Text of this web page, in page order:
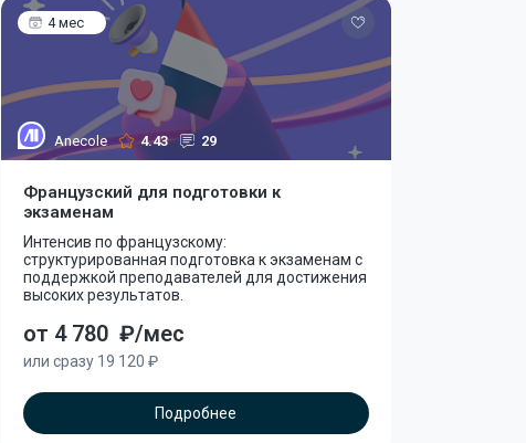
4 мес
Anecole 4.43 29
Французский для подготовки к
экзаменам
Интенсив по французскому:
структурированная подготовка к экзаменам с
поддержкой преподавателей для достижения
высоких результатов.
от 4 780 ₽/мес
или сразу 19 120 ₽
Подробнее